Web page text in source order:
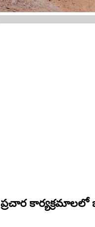
ప్రచార కార్యక్రమాలలో